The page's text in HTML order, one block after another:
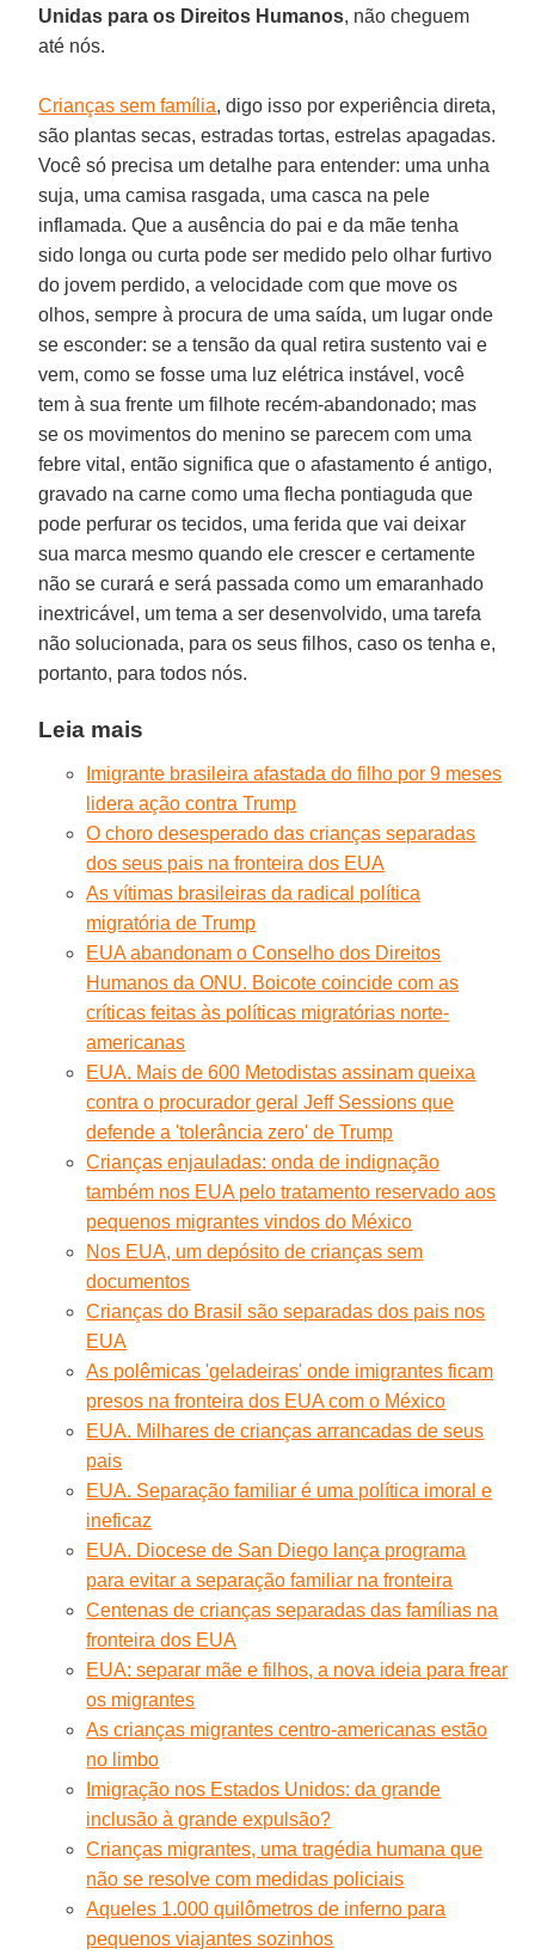
Unidas para os Direitos Humanos, não cheguem
até nós.
Crianças sem família, digo isso por experiência direta,
são plantas secas, estradas tortas, estrelas apagadas.
Você só precisa um detalhe para entender: uma unha
suja, uma camisa rasgada, uma casca na pele
inflamada. Que a ausência do pai e da mãe tenha
sido longa ou curta pode ser medido pelo olhar furtivo
do jovem perdido, a velocidade com que move os
olhos, sempre à procura de uma saída, um lugar onde
se esconder: se a tensão da qual retira sustento vai e
vem, como se fosse uma luz elétrica instável, você
tem à sua frente um filhote recém-abandonado; mas
se os movimentos do menino se parecem com uma
febre vital, então significa que o afastamento é antigo,
gravado na carne como uma flecha pontiaguda que
pode perfurar os tecidos, uma ferida que vai deixar
sua marca mesmo quando ele crescer e certamente
não se curará e será passada como um emaranhado
inextricável, um tema a ser desenvolvido, uma tarefa
não solucionada, para os seus filhos, caso os tenha e,
portanto, para todos nós.
Leia mais
Imigrante brasileira afastada do filho por 9 meses
lidera ação contra Trump
O choro desesperado das crianças separadas
dos seus pais na fronteira dos EUA
As vítimas brasileiras da radical política
migratória de Trump
EUA abandonam o Conselho dos Direitos
Humanos da ONU. Boicote coincide com as
críticas feitas às políticas migratórias norte-
americanas
EUA. Mais de 600 Metodistas assinam queixa
contra o procurador geral Jeff Sessions que
defende a 'tolerância zero' de Trump
Crianças enjauladas: onda de indignação
também nos EUA pelo tratamento reservado aos
pequenos migrantes vindos do México
Nos EUA, um depósito de crianças sem
documentos
Crianças do Brasil são separadas dos pais nos
EUA
As polêmicas 'geladeiras' onde imigrantes ficam
presos na fronteira dos EUA com o México
EUA. Milhares de crianças arrancadas de seus
pais
EUA. Separação familiar é uma política imoral e
ineficaz
EUA. Diocese de San Diego lança programa
para evitar a separação familiar na fronteira
Centenas de crianças separadas das famílias na
fronteira dos EUA
EUA: separar mãe e filhos, a nova ideia para frear
os migrantes
As crianças migrantes centro-americanas estão
no limbo
Imigração nos Estados Unidos: da grande
inclusão à grande expulsão?
Crianças migrantes, uma tragédia humana que
não se resolve com medidas policiais
Aqueles 1.000 quilômetros de inferno para
pequenos viajantes sozinhos